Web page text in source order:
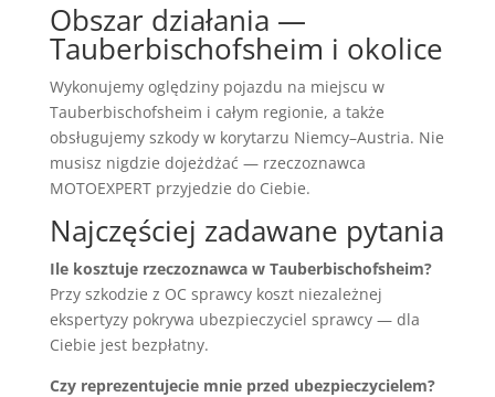
Obszar działania —
Tauberbischofsheim i okolice
Wykonujemy oględziny pojazdu na miejscu w
Tauberbischofsheim i całym regionie, a także
obsługujemy szkody w korytarzu Niemcy–Austria. Nie
musisz nigdzie dojeżdżać — rzeczoznawca
MOTOEXPERT przyjedzie do Ciebie.
Najczęściej zadawane pytania
Ile kosztuje rzeczoznawca w Tauberbischofsheim?
Przy szkodzie z OC sprawcy koszt niezależnej
ekspertyzy pokrywa ubezpieczyciel sprawcy — dla
Ciebie jest bezpłatny.
Czy reprezentujecie mnie przed ubezpieczycielem?